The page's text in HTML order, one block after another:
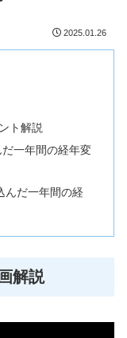
2025.01.26
ト解説
だ一年間の経年変
んだ一年間の経
解説